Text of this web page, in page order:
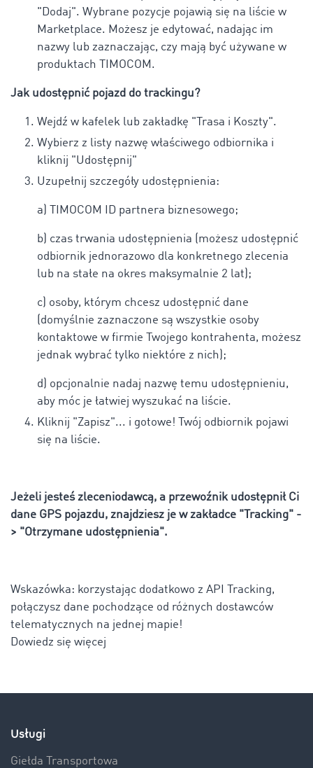
"Dodaj". Wybrane pozycje pojawią się na liście w
Marketplace. Możesz je edytować, nadając im
nazwy lub zaznaczając, czy mają być używane w
produktach TIMOCOM.
Jak udostępnić pojazd do trackingu?
Wejdź w kafelek lub zakładkę "Trasa i Koszty".
Wybierz z listy nazwę właściwego odbiornika i
kliknij "Udostępnij"
Uzupełnij szczegóły udostępnienia:
a) TIMOCOM ID partnera biznesowego;
b) czas trwania udostępnienia (możesz udostępnić
odbiornik jednorazowo dla konkretnego zlecenia
lub na stałe na okres maksymalnie 2 lat);
c) osoby, którym chcesz udostępnić dane
(domyślnie zaznaczone są wszystkie osoby
kontaktowe w firmie Twojego kontrahenta, możesz
jednak wybrać tylko niektóre z nich);
d) opcjonalnie nadaj nazwę temu udostępnieniu,
aby móc je łatwiej wyszukać na liście.
Kliknij "Zapisz"... i gotowe! Twój odbiornik pojawi
się na liście.
Jeżeli jesteś zleceniodawcą, a przewoźnik udostępnił Ci
dane GPS pojazdu, znajdziesz je w zakładce "Tracking" -
> "Otrzymane udostępnienia".
Wskazówka: korzystając dodatkowo z API Tracking,
połączysz dane pochodzące od różnych dostawców
telematycznych na jednej mapie!
Dowiedz się więcej
Usługi
Giełda Transportowa